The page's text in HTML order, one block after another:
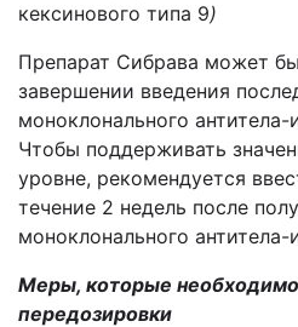
кексинового типа 9)
Препарат Сибрава может
завершении введения
моноклонального антитела-
Чтобы поддерживать
уровне, рекомендуется
течение 2 недель после
моноклонального антитела-
Меры, которые необходимо
передозировки